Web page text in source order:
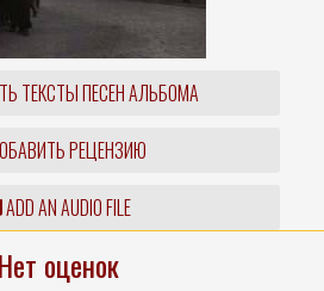
ТЕКСТЫ ПЕСЕН АЛЬБОМА
РЕЦЕНЗИЮ
ADD AN AUDIO FILE
Нет оценок